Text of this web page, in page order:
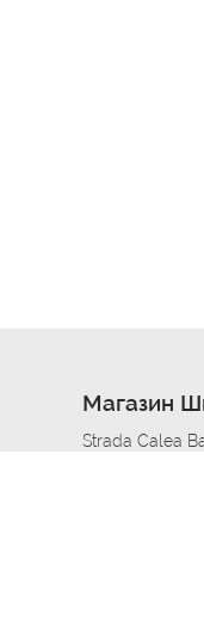
Магазин
Strada Calea